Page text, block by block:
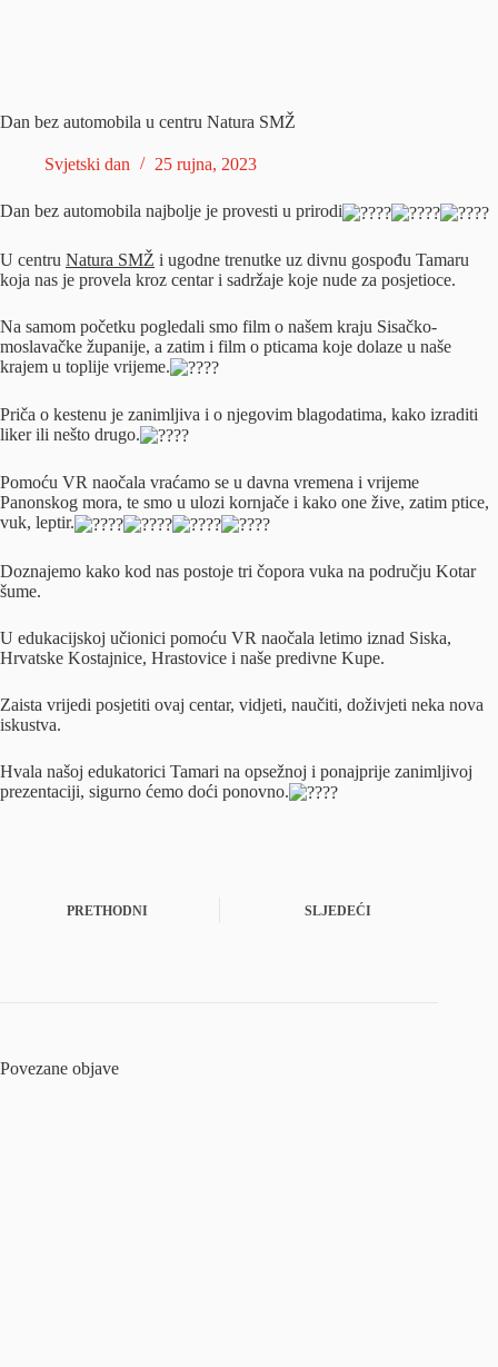
Dan bez automobila u centru Natura SMŽ
Svjetski dan 25 rujna, 2023
Dan bez automobila najbolje je provesti u prirodi
U centru Natura SMŽ i ugodne trenutke uz divnu gospođu Tamaru
koja nas je provela kroz centar i sadržaje koje nude za posjetioce.
Na samom početku pogledali smo film o našem kraju Sisačko-
moslavačke županije, a zatim i film o pticama koje dolaze u naše
krajem u toplije vrijeme.
Priča o kestenu je zanimljiva i o njegovim blagodatima, kako izraditi
liker ili nešto drugo.
Pomoću VR naočala vraćamo se u davna vremena i vrijeme
Panonskog mora, te smo u ulozi kornjače i kako one žive, zatim ptice,
vuk, leptir.
Doznajemo kako kod nas postoje tri čopora vuka na području Kotar
šume.
U edukacijskoj učionici pomoću VR naočala letimo iznad Siska,
Hrvatske Kostajnice, Hrastovice i naše predivne Kupe.
Zaista vrijedi posjetiti ovaj centar, vidjeti, naučiti, doživjeti neka nova
iskustva.
Hvala našoj edukatorici Tamari na opsežnoj i ponajprije zanimljivoj
prezentaciji, sigurno ćemo doći ponovno.
PRETHODNI SLJEDEĆI
Povezane objave